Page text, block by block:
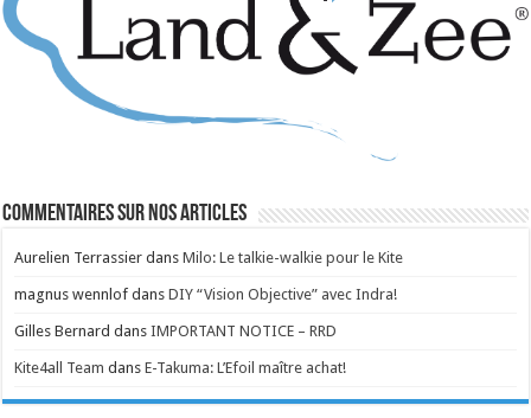
Commentaires sur nos articles
Aurelien Terrassier dansMilo: Le talkie-walkie pour le Kite
magnus wennlof dansDIY “Vision Objective” avec Indra!
Gilles Bernard dansIMPORTANT NOTICE – RRD
Kite4all Team dansE-Takuma: L’Efoil maître achat!